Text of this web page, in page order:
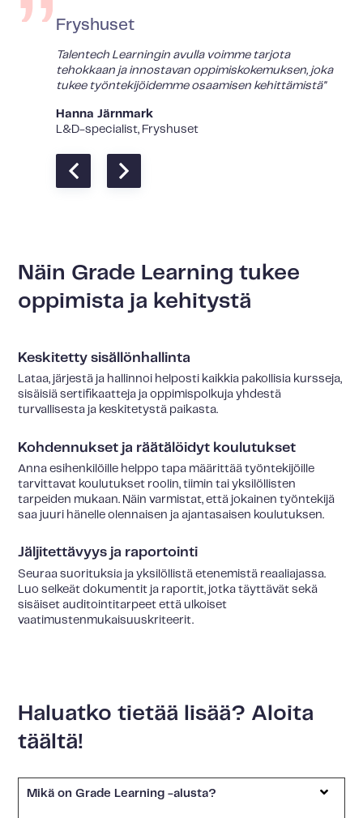
Fryshuset
Talentech Learningin avulla voimme tarjota
tehokkaan ja innostavan oppimiskokemuksen, joka
tukee työntekijöidemme osaamisen kehittämistä"
Hanna Järnmark
L&D-specialist, Fryshuset
Näin Grade Learning tukee
oppimista ja kehitystä
Keskitetty sisällönhallinta
Lataa, järjestä ja hallinnoi helposti kaikkia pakollisia kursseja,
sisäisiä sertifikaatteja ja oppimispolkuja yhdestä
turvallisesta ja keskitetystä paikasta.
Kohdennukset ja räätälöidyt koulutukset
Anna esihenkilöille helppo tapa määrittää työntekijöille
tarvittavat koulutukset roolin, tiimin tai yksilöllisten
tarpeiden mukaan. Näin varmistat, että jokainen työntekijä
saa juuri hänelle olennaisen ja ajantasaisen koulutuksen.
Jäljitettävyys ja raportointi
Seuraa suorituksia ja yksilöllistä etenemistä reaaliajassa.
Luo selkeät dokumentit ja raportit, jotka täyttävät sekä
sisäiset auditointitarpeet että ulkoiset
vaatimustenmukaisuuskriteerit.
Haluatko tietää lisää? Aloita
täältä!
Mikä on Grade Learning -alusta?